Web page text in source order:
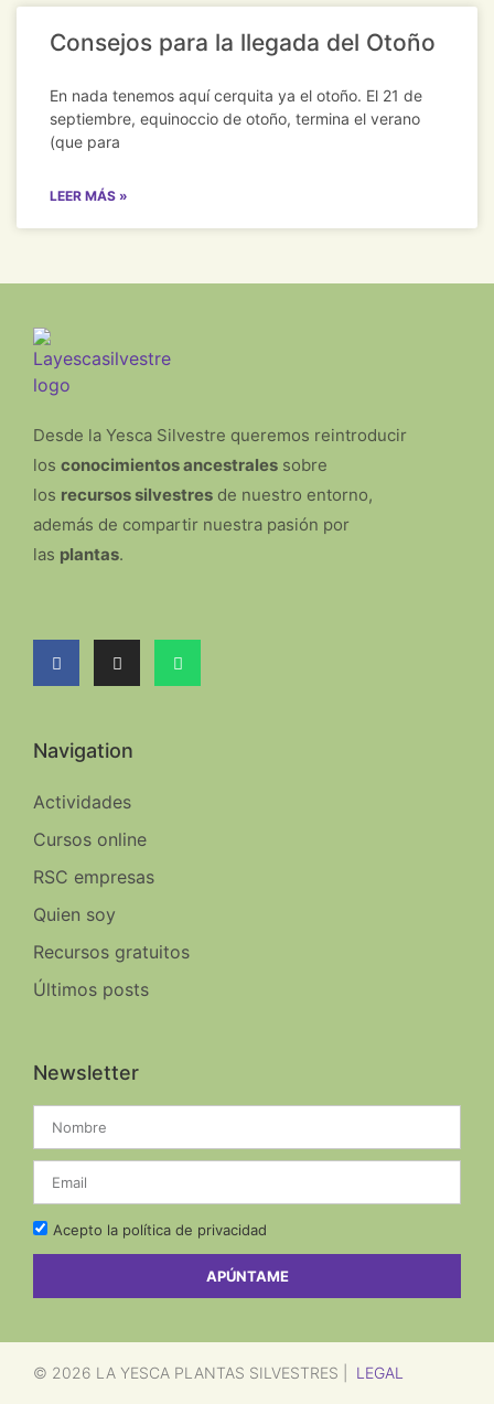
Consejos para la llegada del Otoño
En nada tenemos aquí cerquita ya el otoño. El 21 de
septiembre, equinoccio de otoño, termina el verano
(que para
LEER MÁS »
Desde la Yesca Silvestre queremos reintroducir
los conocimientos ancestrales sobre
los recursos silvestres de nuestro entorno,
además de compartir nuestra pasión por
las plantas.
Navigation
Actividades
Cursos online
RSC empresas
Quien soy
Recursos gratuitos
Últimos posts
Newsletter
Acepto la política de privacidad
APÚNTAME
© 2026 LA YESCA PLANTAS SILVESTRES | LEGAL